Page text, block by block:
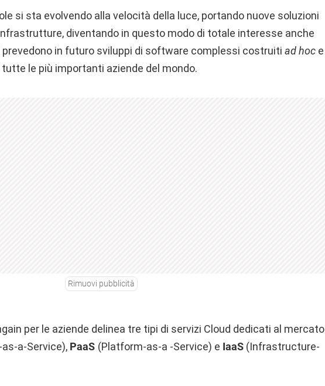
si sta evolvendo alla velocità della luce, portando nuove soluzioni
diventando in questo modo di totale interesse anche
prevedono in futuro sviluppi di software complessi costruiti ad hoc e
le più importanti aziende del mondo.
Rimuovi pubblicità
per le aziende delinea tre tipi di servizi Cloud dedicati al mercato
a-Service), PaaS (Platform-as-a -Service) e IaaS (Infrastructure-